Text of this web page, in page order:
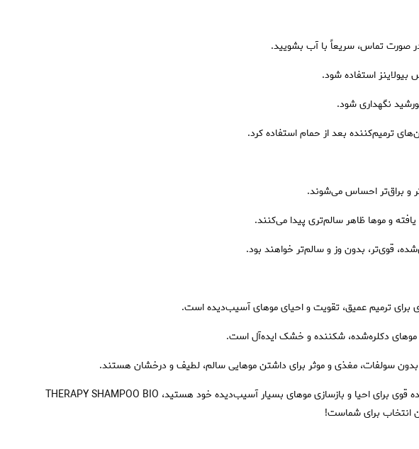
صورت تماس، سریعاً با آب بشویید.
استفاده شود.
نگهداری شود.
ترمیم‌کننده بعد از حمام استفاده کرد.
و براق‌تر احساس می‌شوند.
و موها ظاهر سالم‌تری پیدا می‌کنند.
قوی‌تر، بدون وز و سالم‌تر خواهند بود.
برای ترمیم عمیق، تقویت و احیای موهای آسیب‌دیده است.
موهای دکلره‌شده، شکننده و خشک ایده‌آل است.
سولفات، مغذی و موثر برای داشتن موهایی سالم، لطیف و درخشان هستند.
🛍 اگر به دنبال یک شامپوی حرفه‌ای و ترمیم‌کننده قوی برای احیا و بازسازی موهای بسیار آسیب‌دیده خود هستید، THERAPY SHAMPOO BIO